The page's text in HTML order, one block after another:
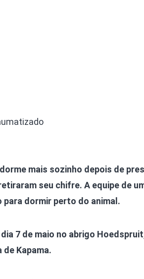
mais sozinho depois de
seu chifre. A equipe de
para dormir perto do animal.
7 de maio no abrigo
Kapama.